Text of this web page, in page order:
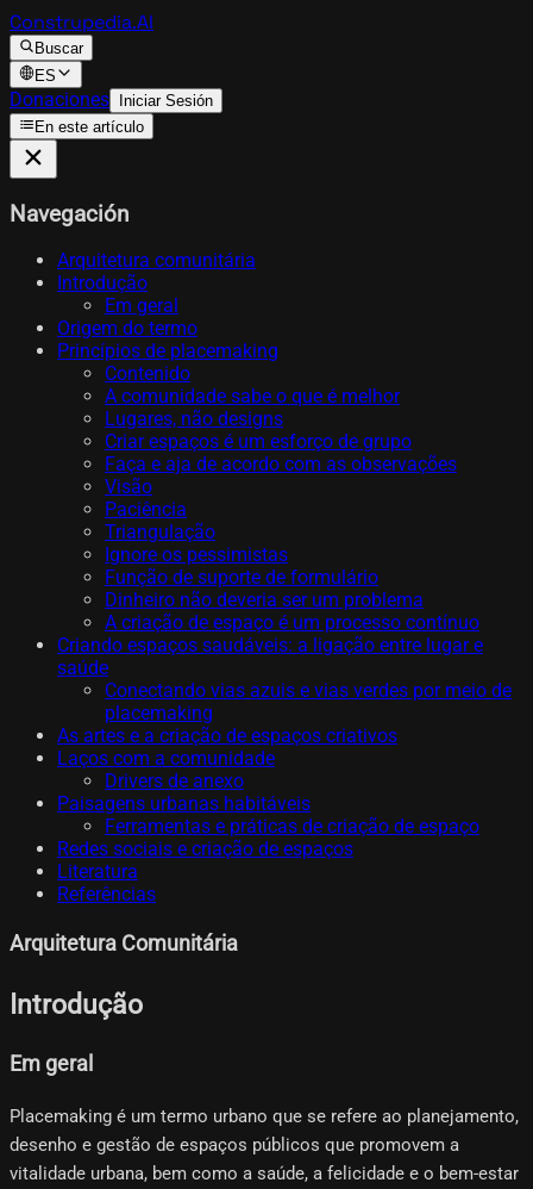
Construpedia.AI
Buscar
ES
Donaciones Iniciar Sesión
En este artículo
Navegación
Arquitetura comunitária
Introdução
Em geral
Origem do termo
Princípios de placemaking
Contenido
A comunidade sabe o que é melhor
Lugares, não designs
Criar espaços é um esforço de grupo
Faça e aja de acordo com as observações
Visão
Paciência
Triangulação
Ignore os pessimistas
Função de suporte de formulário
Dinheiro não deveria ser um problema
A criação de espaço é um processo contínuo
Criando espaços saudáveis: a ligação entre lugar e
saúde
Conectando vias azuis e vias verdes por meio de
placemaking
As artes e a criação de espaços criativos
Laços com a comunidade
Drivers de anexo
Paisagens urbanas habitáveis
Ferramentas e práticas de criação de espaço
Redes sociais e criação de espaços
Literatura
Referências
Arquitetura Comunitária
Introdução
Em geral
Placemaking é um termo urbano que se refere ao planejamento,
desenho e gestão de espaços públicos que promovem a
vitalidade urbana, bem como a saúde, a felicidade e o bem-estar